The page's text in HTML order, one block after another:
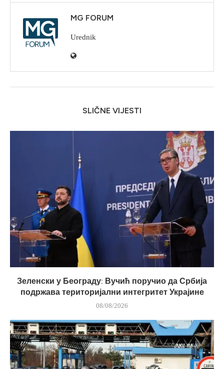
MG FORUM
Urednik
SLIČNE VIJESTI
Зеленски у Београду: Вучић поручио да Србија
подржава територијални интегритет Украјине
08/08/2026